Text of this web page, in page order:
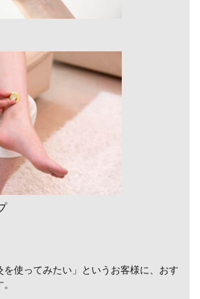
を使ってみたい」というお客様に、おす